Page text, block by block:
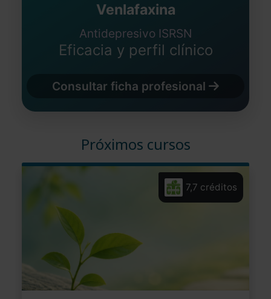
Venlafaxina
Antidepresivo ISRSN
Eficacia y perfil clínico
Consultar ficha profesional
Próximos cursos
7,7 créditos